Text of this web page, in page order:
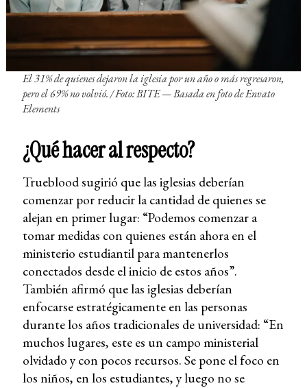
El 31% de quienes dejaron la iglesia por un año o más regresaron,
pero el 69% no volvió. / Foto: BITE — Basada en foto de Envato
Elements
¿Qué hacer al respecto?
Trueblood sugirió que las iglesias deberían
comenzar por reducir la cantidad de quienes se
alejan en primer lugar: “Podemos comenzar a
tomar medidas con quienes están ahora en el
ministerio estudiantil para mantenerlos
conectados desde el inicio de estos años”.
También afirmó que las iglesias deberían
enfocarse estratégicamente en las personas
durante los años tradicionales de universidad: “En
muchos lugares, este es un campo ministerial
olvidado y con pocos recursos. Se pone el foco en
los niños, en los estudiantes, y luego no se